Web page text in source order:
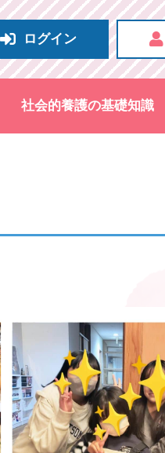
ログイン
社会的養護の基礎知識